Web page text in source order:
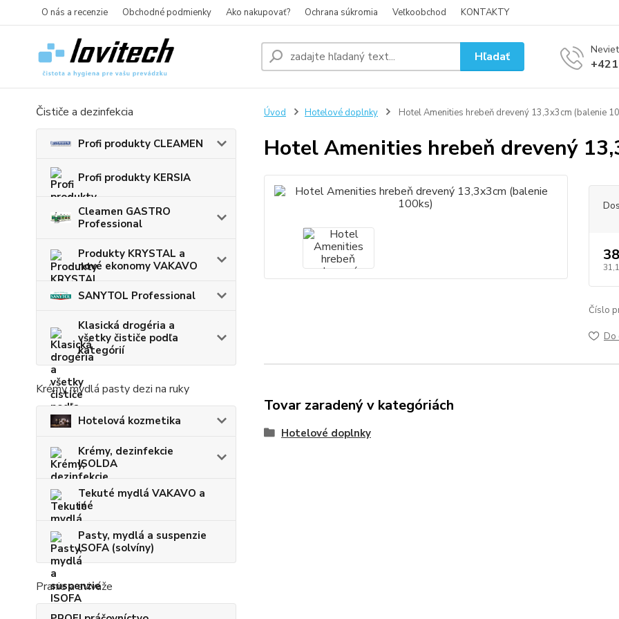
O nás a recenzie Obchodné podmienky Ako nakupovať? Ochrana súkromia Veľkoobchod KONTAKTY
Hľadať
Čističe a dezinfekcia
Profi produkty CLEAMEN
Profi produkty KERSIA
Cleamen GASTRO
Professional
Produkty KRYSTAL a
nové ekonomy VAKAVO
SANYTOL Professional
Klasická drogéria a
všetky čističe podľa
kategórií
Krémy mydlá pasty dezi na ruky
Hotelová kozmetika
Krémy, dezinfekcie
ISOLDA
Tekuté mydlá VAKAVO a
iné
Pasty, mydlá a suspenzie
ISOFA (solvíny)
Pranie a aviváže
Úvod Hotelové doplnky Hotel Amenities hrebeň drevený 13,3x3cm (balenie
Hotel Amenities hrebeň drevený
Číslo
Do
Tovar zaradený v kategóriách
Hotelové doplnky